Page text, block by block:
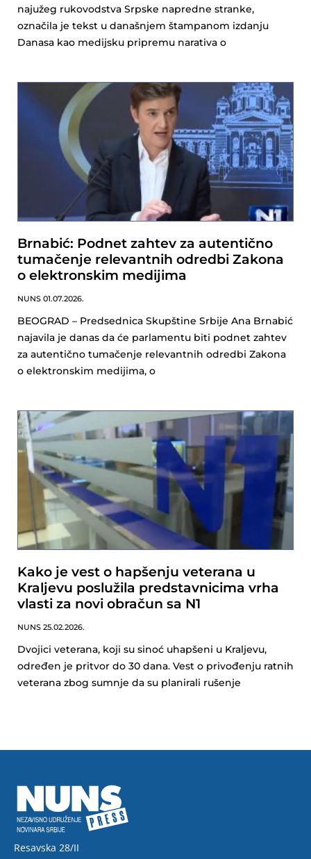
najužeg rukovodstva Srpske napredne stranke,
označila je tekst u današnjem štampanom izdanju
Danasa kao medijsku pripremu narativa o
Brnabić: Podnet zahtev za autentično
tumačenje relevantnih odredbi Zakona
o elektronskim medijima
NUNS 01.07.2026.
BEOGRAD – Predsednica Skupštine Srbije Ana Brnabić
najavila je danas da će parlamentu biti podnet zahtev
za autentično tumačenje relevantnih odredbi Zakona
o elektronskim medijima, o
Kako je vest o hapšenju veterana u
Kraljevu poslužila predstavnicima vrha
vlasti za novi obračun sa N1
NUNS 25.02.2026.
Dvojici veterana, koji su sinoć uhapšeni u Kraljevu,
određen je pritvor do 30 dana. Vest o privođenju ratnih
veterana zbog sumnje da su planirali rušenje
Resavska 28/II